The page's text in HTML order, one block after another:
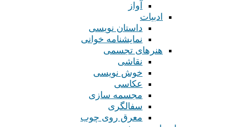
آواز
ادبیات
داستان نویسی
نمایشنامه خوانی
هنرهای تجسمی
نقاشی
خوش نویسی
عکاسی
مجسمه سازی
سفالگری
معرق روی چوب